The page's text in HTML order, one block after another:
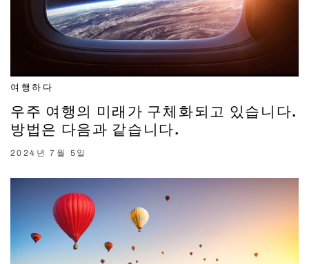
여행하다
우주 여행의 미래가 구체화되고 있습니다.
방법은 다음과 같습니다.
2024년 7월 5일